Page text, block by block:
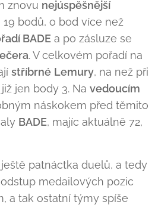
znovu nejúspěšnější
19 bodů, o bod více než
BADE a po zásluze se
. V celkovém pořadí na
stříbrné Lemury, na než při
jen body 3. Na vedoucím
náskokem před těmito
BADE, majíc aktuálně 72,
patnáctka duelů, a tedy
medailových pozic
a tak ostatní týmy spíše